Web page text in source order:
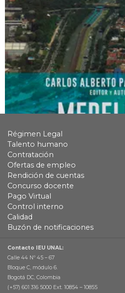
Régimen Legal
Talento humano
Contratación
Ofertas de empleo
Rendición de cuentas
Concurso docente
Pago Virtual
Control interno
Calidad
Buzón de notificaciones
Contacto IEU UNAL:
Calle 44 Nº 45 – 67
Bloque C, módulo 6.
Bogotá DC, Colombia
(+57) 601 316 5000 Ext. 10854 – 10855